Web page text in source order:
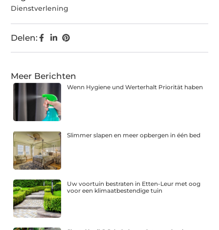
Dienstverlening
Delen:
Meer Berichten
Wenn Hygiene und Werterhalt Priorität haben
Slimmer slapen en meer opbergen in één bed
Uw voortuin bestraten in Etten-Leur met oog
voor een klimaatbestendige tuin